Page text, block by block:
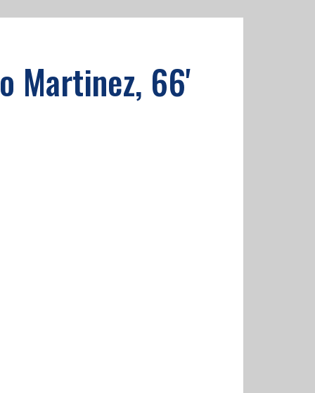
Martinez, 66'